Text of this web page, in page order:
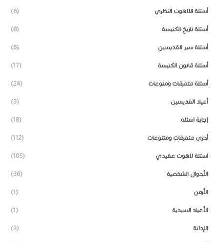
أسئلة اللاهوت النظري (6)
أسئلة تاريخ الكنيسة (8)
أسئلة سير القديسين (6)
أسئلة قانون الكنيسة (17)
أسئلة متفرقات ومنوعات (24)
أعياد القديسين (3)
إجابة اسئلة (18)
أخرى متفرقات ومتنوعات (112)
اسئلة لاهوت عقيدي (105)
الأحوال الشخصية (36)
الأرمن (1)
الأعياد السيدية (1)
الإدانة (2)